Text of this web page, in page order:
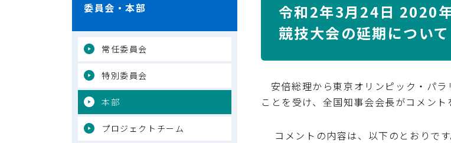
令和2年3月24日 2020
競技大会の延期について
安倍総理から東京オリンピック・パ
ことを受け、全国知事会会長がコメント
コメントの内容は、以下のとおりです
委員会・本部
常任委員会
特別委員会
本部
プロジェクトチーム